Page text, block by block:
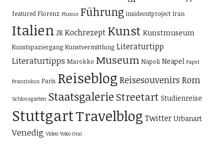
featured Florenz Fluxus Führung insideoutproject Iran
Italien JR Kochrezept Kunst Kunstmuseum
Kunstspaziergang Kunstvermittlung Literaturtipp
Literaturtipps Marokko Museum Napoli Neapel Papst
Franziskus Paris Reiseblog ReisesouvenirsRom
Schlossgarten Staatsgalerie Streetart Studienreise
StuttgartTravelblog Twitter Urbanart
Venedig Video Yoko Ono